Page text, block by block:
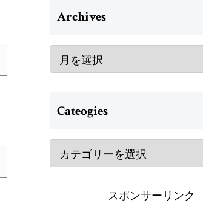
Archives
Cateogies
スポンサーリンク